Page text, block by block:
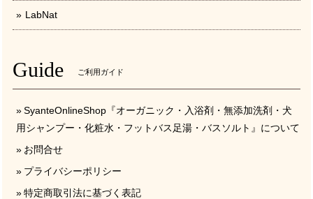
LabNat
Guide ご利用ガイド
SyanteOnlineShop『オーガニック・入浴剤・無添加洗剤・犬
用シャンプー・化粧水・フットバス足湯・バスソルト』について
お問合せ
プライバシーポリシー
特定商取引法に基づく表記